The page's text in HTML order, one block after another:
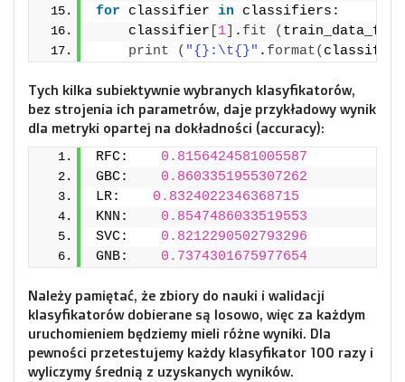
for classifier in classifiers:
    classifier
1 . fit (
print
( "{}:\t{}" . format( classifier
Tych kilka subiektywnie wybranych klasyfikatorów,
bez strojenia ich parametrów, daje przykładowy wynik
dla metryki opartej na dokładności (accuracy):
RFC: 0.8156424581005587
GBC: 0.8603351955307262
LR: 0.8324022346368715
KNN: 0.8547486033519553
SVC: 0.8212290502793296
GNB: 0.7374301675977654
Należy pamiętać, że zbiory do nauki i walidacji
klasyfikatorów dobierane są losowo, więc za każdym
uruchomieniem będziemy mieli różne wyniki. Dla
pewności przetestujemy każdy klasyfikator 100 razy i
wyliczymy średnią z uzyskanych wyników.